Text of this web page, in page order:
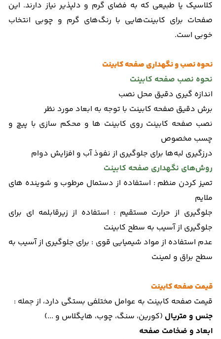
کلاسیک یا طبیعی که به فضای گرم و دلپذیر نیاز دارند. این
صفحات برای کابینت‌هایی با رنگ‌های گرم و چوبی انتخاب
خوبی است.
نحوه نصب و نگهداری صفحه کابینت
نحوه نصب صفحه کابینت
اندازه‌ گیری دقیق محل نصب
برش دقیق صفحه کابینت با توجه به ابعاد مورد نظر
نصب صفحه کابینت روی کابینت‌ ها و محکم‌ سازی با پیچ و
چسب مخصوص
درزگیری لبه‌ها برای جلوگیری از نفوذ آب و افزایش دوام
روش‌های نگهداری صفحه کابینت
تمیز کردن منظم : استفاده از دستمال مرطوب و شوینده‌ های
ملایم
جلوگیری از حرارت مستقیم : استفاده از زیرقابلمه‌ ای برای
جلوگیری از آسیب به سطح کابینت
عدم استفاده از مواد شیمیایی قوی : برای جلوگیری از آسیب به
سطح براق و لمینت
قیمت صفحه کابینت
قیمت صفحه کابینت به عوامل مختلفی بستگی دارد، از جمله :
جنس و متریال (کورین، سنگ، چوب، هایگلاس و ...)
ابعاد و ضخامت صفحه